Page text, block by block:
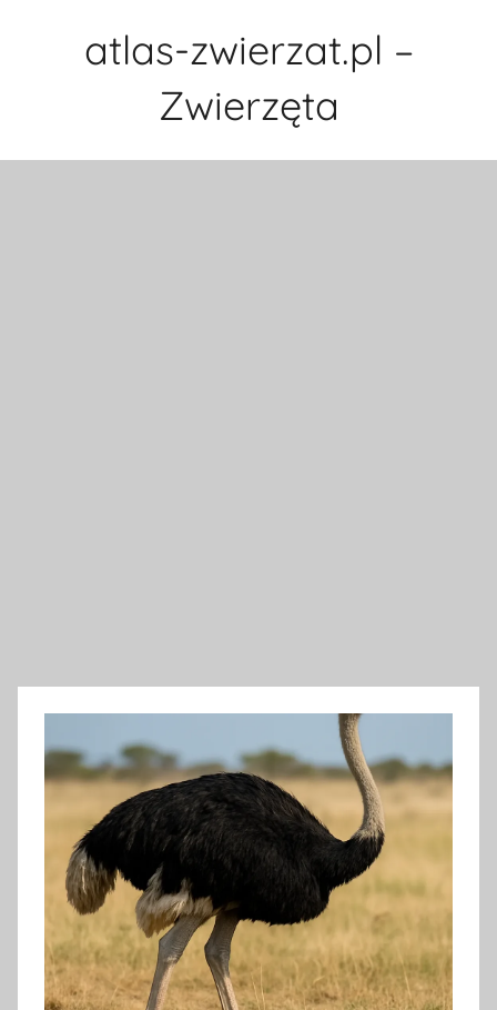
atlas-zwierzat.pl –
Zwierzęta